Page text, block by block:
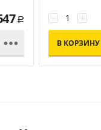
Р

+
−
В КОРЗИНУ